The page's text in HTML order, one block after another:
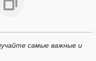
самые важные и